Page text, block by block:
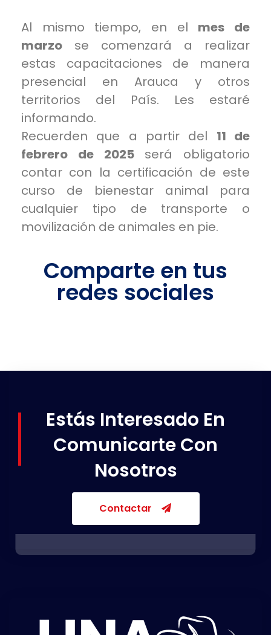
Al mismo tiempo, en el mes de
marzo se comenzará a realizar
estas capacitaciones de manera
presencial en Arauca y otros
territorios del País. Les estaré
informando.
Recuerden que a partir del 11 de
febrero de 2025será obligatorio
contar con la certificación de este
curso de bienestar animal para
cualquier tipo de transporte o
movilización de animales en pie.
Comparte en tus
redes sociales
Estás Interesado En
Comunicarte Con
Nosotros
Contactar